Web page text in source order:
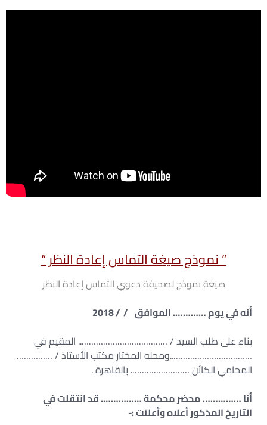
” نموذج صيغة التماس إعادة النظر “
صيغة نموذج لصحيفة دعوي التماس إعادة النظر
أنه في يوم …………. الموافق / / 2018
بناء على طلب السيد / ……………………………….. المقيم في
……………………………..ومحله المختار مكتب الأستاذ / ……………
المحامي الكائن ……………………. بالقاهرة .
أنا …………… محضر محكمة ……………. قد انتقلت في
التاريخ المذكور أعلاه وأعلنت :-